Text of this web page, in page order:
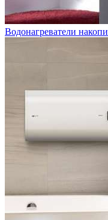
Водонагреватели